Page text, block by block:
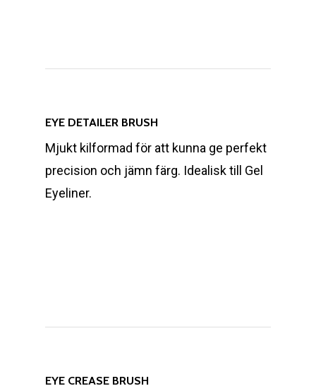
EYE DETAILER BRUSH
Mjukt kilformad för att kunna ge perfekt
precision och jämn färg. Idealisk till Gel
Eyeliner.
EYE CREASE BRUSH